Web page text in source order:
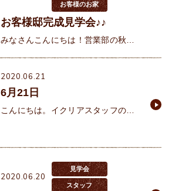
お客様のお家
お客様邸完成見学会♪♪
みなさんこんにちは！営業部の秋村
邸完成見学会を開催する事になりま
した♪この度開催のお
2020.06.21
6月21日
こんにちは。イクリアスタッフの小
ンをテイクアウトしました。私も晩
御飯を作りたくない気分だったので
2020.06.20
見学会
スタッフ